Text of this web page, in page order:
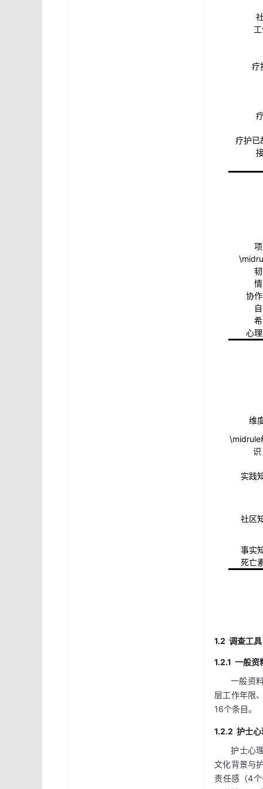
疗
疗护已
协
心
维
\midrule
识
实践
社区
事实
死亡
1.2 调查工具
1.2.1 一般资
一般资
层工作年限
16个条目。
1.2.2 护士
护士心
文化背景与
责任感（4